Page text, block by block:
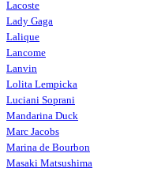
Lacoste
Lady Gaga
Lalique
Lancome
Lanvin
Lolita Lempicka
Luciani Soprani
Mandarina Duck
Marc Jacobs
Marina de Bourbon
Masaki Matsushima